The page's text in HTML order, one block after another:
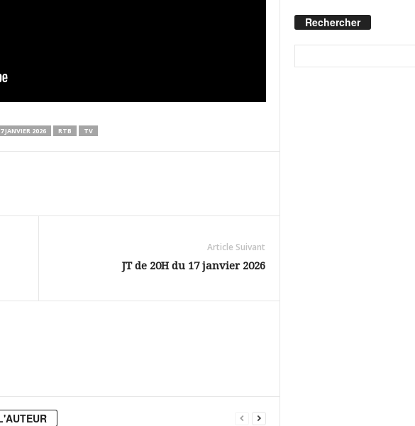
JANVIER 2026 RTB TV
Article Suivant
JT de 20H du 17 janvier 2026
Rechercher